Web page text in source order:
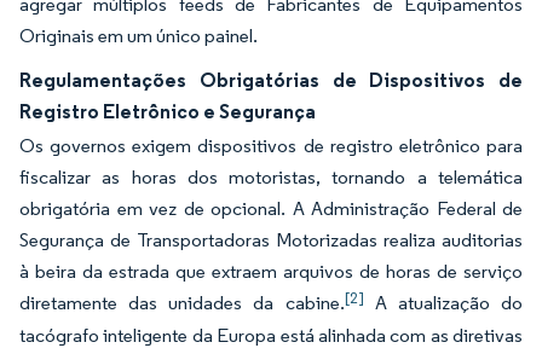
Originais em um único painel.
Regulamentações Obrigatórias de Dispositivos de
Registro Eletrônico e Segurança
Os governos exigem dispositivos de registro eletrônico para
fiscalizar as horas dos motoristas, tornando a telemática
obrigatória em vez de opcional. A Administração Federal de
Segurança de Transportadoras Motorizadas realiza auditorias
à beira da estrada que extraem arquivos de horas de serviço
diretamente das unidades da cabine.[2] A atualização do
tacógrafo inteligente da Europa está alinhada com as diretivas